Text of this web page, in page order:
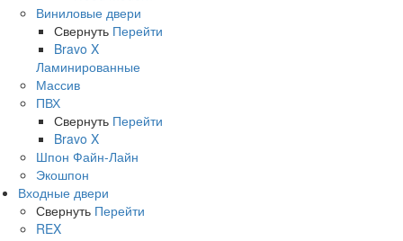
Виниловые двери
Свернуть Перейти
Bravo X
Ламинированные
Массив
ПВХ
Свернуть Перейти
Bravo X
Шпон Файн-Лайн
Экошпон
Входные двери
Свернуть Перейти
REX